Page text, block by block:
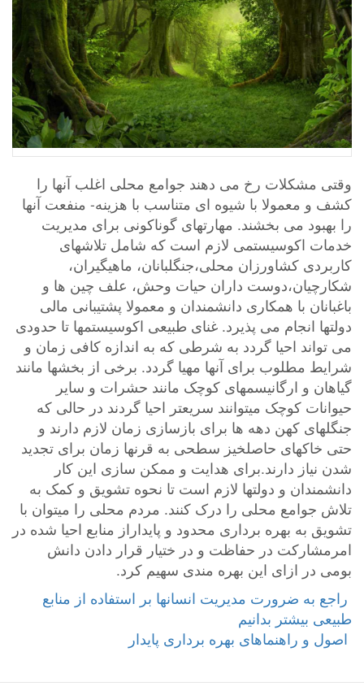
وقتی مشکلات رخ می دهند جوامع محلی اغلب آنها را
کشف و معمولا با شیوه ای متناسب با هزینه- منفعت آنها
را بهبود می بخشند. مهارتهای گوناکونی برای مدیریت
خدمات اکوسیستمی لازم است که شامل تلاشهای
کاربردی کشاورزان محلی،جنگلبانان، ماهیگیران،
شکارچیان،دوست داران حیات وحش، علف چین ها و
باغبانان با همکاری دانشمندان و معمولا پشتیبانی مالی
دولتها انجام می پذیرد. غنای طبیعی اکوسیستمها تا حدودی
می تواند احیا گردد به شرطی که به اندازه کافی زمان و
شرایط مطلوب برای آنها مهیا گردد. برخی از بخشها مانند
گیاهان و ارگانیسمهای کوچک مانند حشرات و سایر
حیوانات کوچک میتوانند سریعتر احیا گردند در حالی که
جنگلهای کهن دهه ها برای بازسازی زمان لازم دارند و
حتی خاکهای حاصلخیز سطحی به قرنها زمان برای تجدید
شدن نیاز دارند.برای هدایت و ممکن سازی این کار
دانشمندان و دولتها لازم است تا نحوه تشویق و کمک به
تلاش جوامع محلی را درک کنند. مردم محلی را میتوان با
تشویق به بهره برداری محدود و پایداراز منابع احیا شده در
امرمشارکت در حفاظت و در ختیار قرار دادن دانش
بومی در ازای این بهره مندی سهیم کرد.
‎ راجع به ضرورت مدیریت انسانها بر استفاده از منابع
طبیعی بیشتر بدانیم